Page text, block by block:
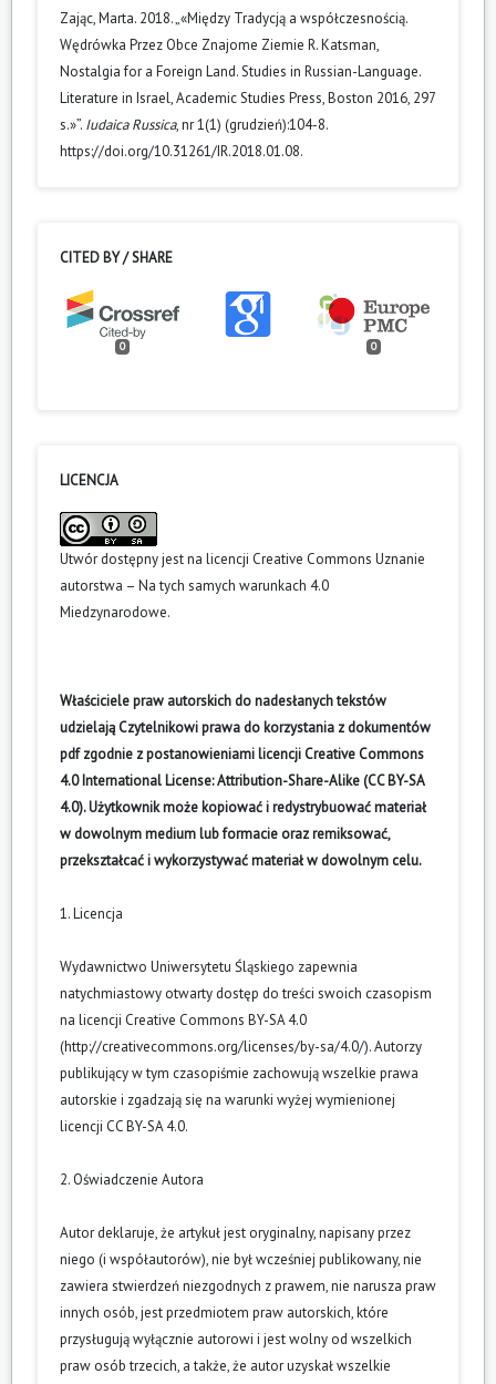
Zając, Marta. 2018. „«Między Tradycją a współczesnością.
Wędrówka Przez Obce Znajome Ziemie R. Katsman,
Nostalgia for a Foreign Land. Studies in Russian-Language.
Literature in Israel, Academic Studies Press, Boston 2016, 297
s.»”. Iudaica Russica, nr 1(1) (grudzień):104-8.
https://doi.org/10.31261/IR.2018.01.08.
CITED BY / SHARE
0 0
LICENCJA
Utwór dostępny jest na licencji Creative Commons Uznanie
autorstwa – Na tych samych warunkach 4.0
Miedzynarodowe.
Właściciele praw autorskich do nadesłanych tekstów
udzielają Czytelnikowi prawa do korzystania z dokumentów
pdf zgodnie z postanowieniami licencji Creative Commons
4.0 International License: Attribution-Share-Alike (CC BY-SA
4.0). Użytkownik może kopiować i redystrybuować materiał
w dowolnym medium lub formacie oraz remiksować,
przekształcać i wykorzystywać materiał w dowolnym celu.
1. Licencja
Wydawnictwo Uniwersytetu Śląskiego zapewnia
natychmiastowy otwarty dostęp do treści swoich czasopism
na licencji Creative Commons BY-SA 4.0
(http://creativecommons.org/licenses/by-sa/4.0/). Autorzy
publikujący w tym czasopiśmie zachowują wszelkie prawa
autorskie i zgadzają się na warunki wyżej wymienionej
licencji CC BY-SA 4.0.
2. Oświadczenie Autora
Autor deklaruje, że artykuł jest oryginalny, napisany przez
niego (i współautorów), nie był wcześniej publikowany, nie
zawiera stwierdzeń niezgodnych z prawem, nie narusza praw
innych osób, jest przedmiotem praw autorskich, które
przysługują wyłącznie autorowi i jest wolny od wszelkich
praw osób trzecich, a także, że autor uzyskał wszelkie